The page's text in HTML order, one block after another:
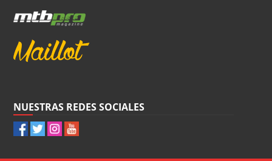
NUESTRAS REDES SOCIALES